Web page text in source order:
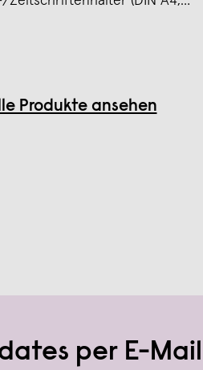
Produkte ansehen
per E-